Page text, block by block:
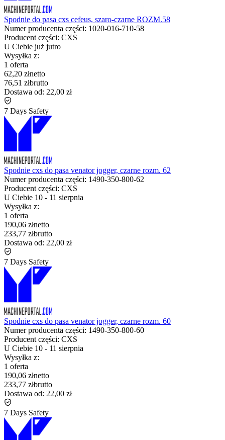
Spodnie do pasa cxs cefeus, szaro-czarne ROZM.58
Numer producenta części: 1020-016-710-58
Producent części: CXS
U Ciebie już jutro
Wysyłka z:
1 oferta
62,20 złnetto
76,51 złbrutto
Dostawa od: 22,00 zł
7 Days Safety
Spodnie cxs do pasa venator jogger, czarne rozm. 62
Numer producenta części: 1490-350-800-62
Producent części: CXS
U Ciebie 10 - 11 sierpnia
Wysyłka z:
1 oferta
190,06 złnetto
233,77 złbrutto
Dostawa od: 22,00 zł
7 Days Safety
Spodnie cxs do pasa venator jogger, czarne rozm. 60
Numer producenta części: 1490-350-800-60
Producent części: CXS
U Ciebie 10 - 11 sierpnia
Wysyłka z:
1 oferta
190,06 złnetto
233,77 złbrutto
Dostawa od: 22,00 zł
7 Days Safety